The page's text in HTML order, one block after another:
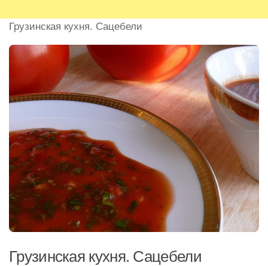
Грузинская кухня. Сацебели
Грузинская кухня. Сацебели